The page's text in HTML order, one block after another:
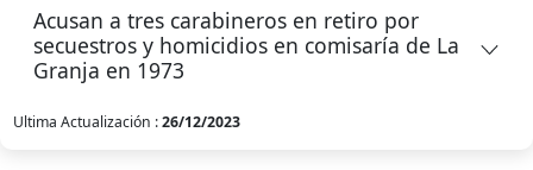
Acusan a tres carabineros en retiro por
secuestros y homicidios en comisaría de La
Granja en 1973
Ultima Actualización :26/12/2023